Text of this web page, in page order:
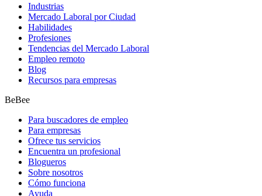
Industrias
Mercado Laboral por Ciudad
Habilidades
Profesiones
Tendencias del Mercado Laboral
Empleo remoto
Blog
Recursos para empresas
BeBee
Para buscadores de empleo
Para empresas
Ofrece tus servicios
Encuentra un profesional
Blogueros
Sobre nosotros
Cómo funciona
Ayuda